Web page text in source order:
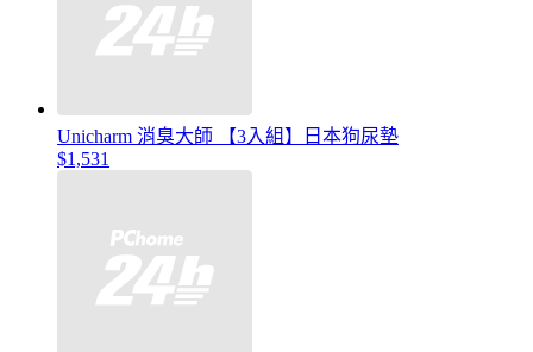
Unicharm 消臭大師 【3入組】日本狗尿墊
$1,531